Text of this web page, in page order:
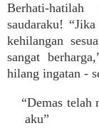
Berhati-
saudaraku!
kehilangan
sangat
hilang ingatan -
“Demas telah
aku”